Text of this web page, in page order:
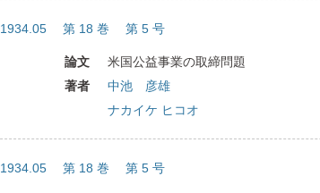
1934.05 第 18 巻 第 5 号
論文
米国公益事業の取締問題
著者
中池 彦雄
ナカイケ ヒコオ
1934.05 第 18 巻 第 5 号